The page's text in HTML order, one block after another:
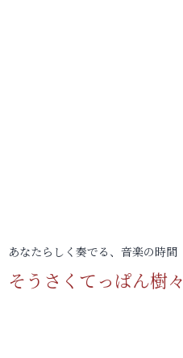
あなたらしく奏でる、音楽の時間
そうさくてっぱん樹々